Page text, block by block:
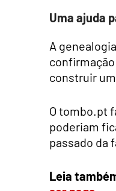
Uma ajuda
A
construir
O tombo.pt
poderiam
passado da
Leia